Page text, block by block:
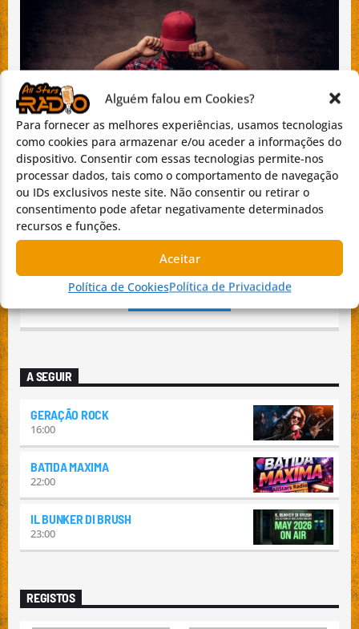
Alguém falou em Cookies?
Para fornecer as melhores experiências, usamos tecnologias
como cookies para armazenar e/ou aceder a informações do
dispositivo. Consentir com essas tecnologias permite-nos
processar dados, tais como o comportamento de navegação
ou IDs exclusivos neste site. Não consentir ou retirar o
consentimento pode afetar negativamente determinados
recursos e funções.
Aceitar
Política de CookiesPolítica de Privacidade
BEATS DE CÁ
O TEU ESPAÇO NO UNIVERSO DO RAP EM PORTUGUÊS
Junta-te a nós no Beats de Cá, o programa da rádio All Stars
clássicos inesquecíveis até às últimas novidades, aqui a
música é a verdadeira protagonista!
A SEGUIR
GERAÇÃO ROCK
16:00
BATIDA MAXIMA
22:00
IL BUNKER DI BRUSH
23:00
REGISTOS